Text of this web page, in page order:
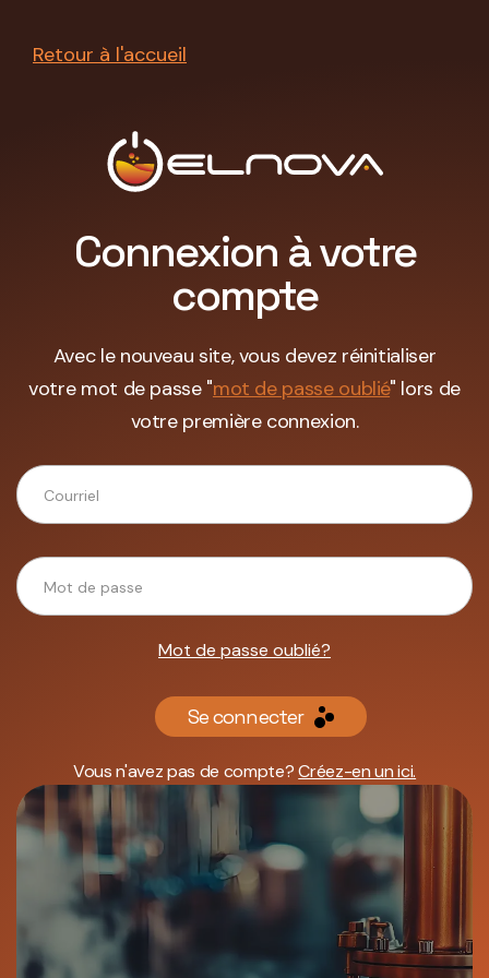
Connexion à votre
compte
Avec le nouveau site, vous devez réinitialiser
votre mot de passe "mot de passe oublié" lors de
votre première connexion.
Mot de passe oublié?
Se connecter
Vous n'avez pas de compte?Créez-en un ici.
Retour à l'accueil